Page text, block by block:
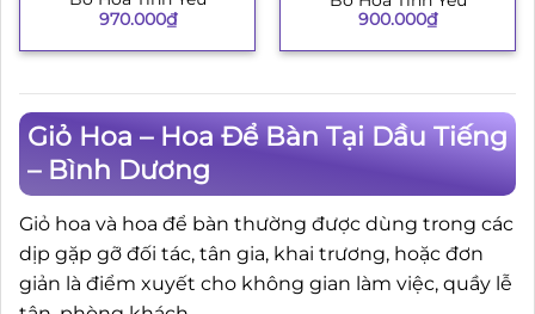
970.000₫
900.000₫
Giỏ Hoa – Hoa Để Bàn Tại Dầu Tiếng
– Bình Dương
Giỏ hoa và hoa để bàn thường được dùng trong các
dịp gặp gỡ đối tác, tân gia, khai trương, hoặc đơn
giản là điểm xuyết cho không gian làm việc, quầy lễ